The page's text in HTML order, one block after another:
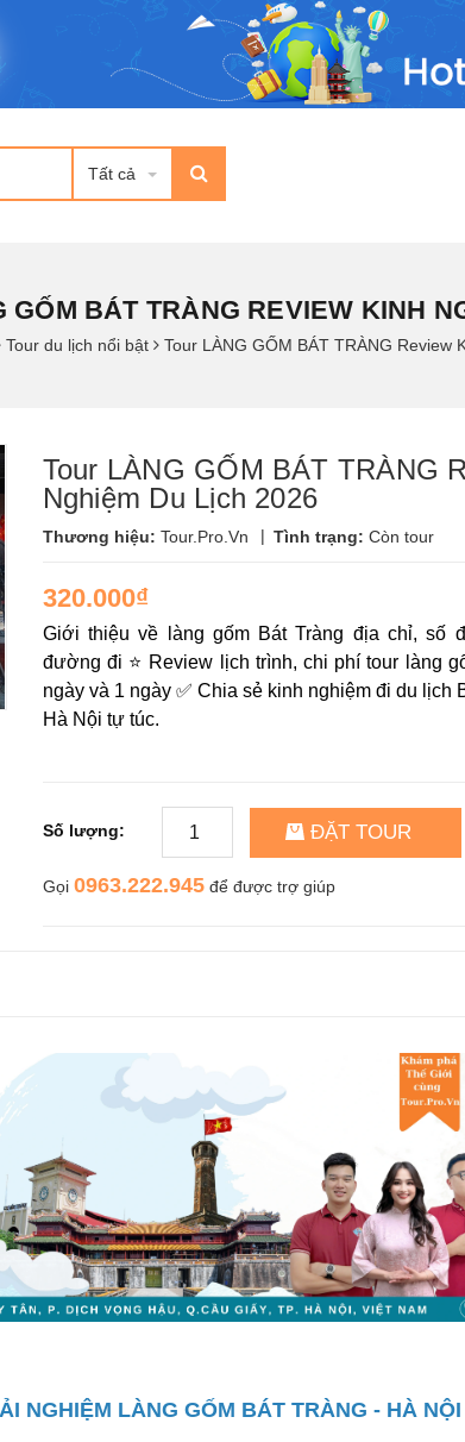
Tất cả
GỐM BÁT TRÀNG REVIEW KINH
Tour du lịch nổi bật Tour LÀNG GỐM BÁT TRÀNG Review
Tour LÀNG GỐM BÁT TRÀNG
Nghiệm Du Lịch 2026
Thương hiệu: Tour.Pro.Vn | Tình trạng: Còn tour
320.000₫
Giới thiệu về làng gốm Bát Tràng địa chỉ, số
đường đi ⭐ Review lịch trình, chi phí tour làng
ngày và 1 ngày ✅ Chia sẻ kinh nghiệm đi du lịch
Hà Nội tự túc.
Số lượng: ĐẶT TOUR
Gọi 0963.222.945để được trợ giúp
NGHIỆM LÀNG GỐM BÁT TRÀNG - HÀ NỘI